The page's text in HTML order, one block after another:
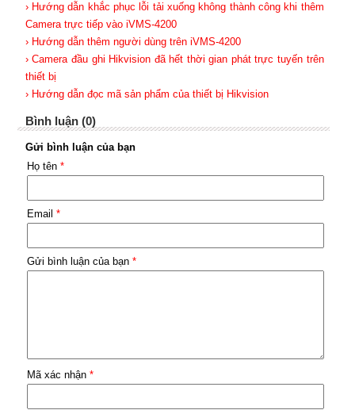
› Hướng dẫn khắc phục lỗi tải xuống không thành công khi thêm
Camera trực tiếp vào iVMS-4200
› Hướng dẫn thêm người dùng trên iVMS-4200
› Camera đầu ghi Hikvision đã hết thời gian phát trực tuyến trên
thiết bị
› Hướng dẫn đọc mã sản phẩm của thiết bị Hikvision
Bình luận (0)
Gửi bình luận của bạn
Họ tên *
Email *
Gửi bình luận của bạn *
Mã xác nhận *